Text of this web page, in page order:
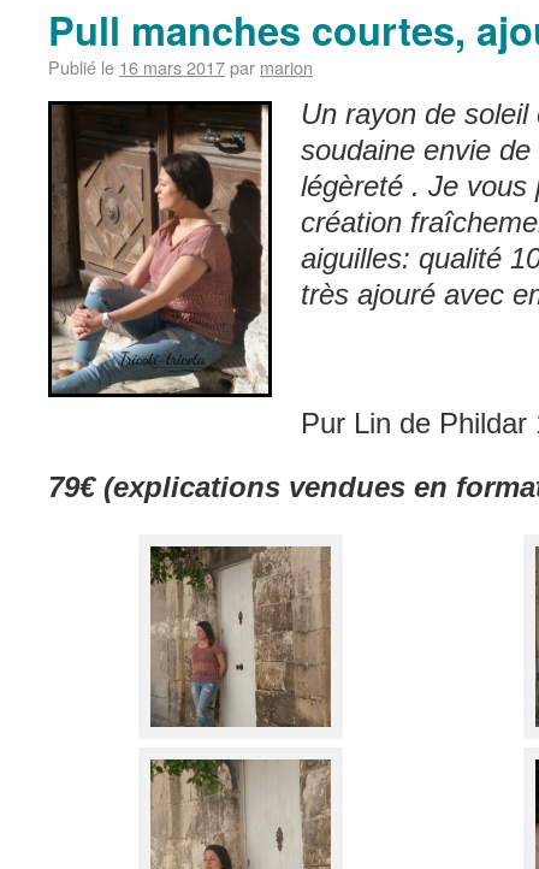
Pull manches courtes,
Publié le 16 mars 2017par marion
Un rayon de soleil
soudaine envie
légèreté . Je vous
création
aiguilles: qualité
très ajouré avec
Pur Lin de Phildar
79€ (explications vendues en